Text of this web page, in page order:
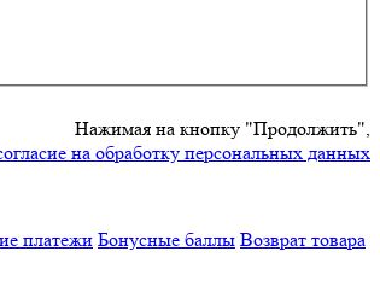
Нажимая на кнопку "Продолжить",
на обработку персональных данных
платежи Бонусные баллы Возврат товара